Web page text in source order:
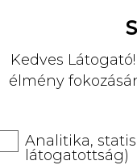
Kedves
élmény
Analitika,
látogatottság)